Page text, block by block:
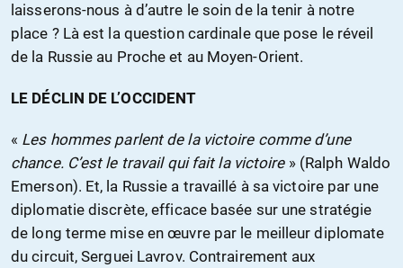
laisserons-nous à d’autre le soin de la tenir à notre
place ? Là est la question cardinale que pose le réveil
de la Russie au Proche et au Moyen-Orient.
LE DÉCLIN DE L’OCCIDENT
« Les hommes parlent de la victoire comme d’une
chance. C’est le travail qui fait la victoire» (Ralph Waldo
Emerson). Et, la Russie a travaillé à sa victoire par une
diplomatie discrète, efficace basée sur une stratégie
de long terme mise en œuvre par le meilleur diplomate
du circuit, Serguei Lavrov. Contrairement aux